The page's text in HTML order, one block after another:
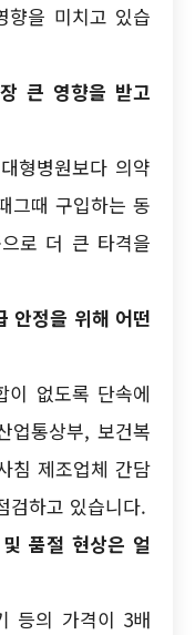
을 미치고 있습
큰 영향을 받고
형병원보다 의약
그때 구입하는 동
로 더 큰 타격을
안정을 위해 어떤
이 없도록 단속에
업통상부, 보건복
침 제조업체 간담
검하고 있습니다.
품절 현상은 얼
등의 가격이 3배